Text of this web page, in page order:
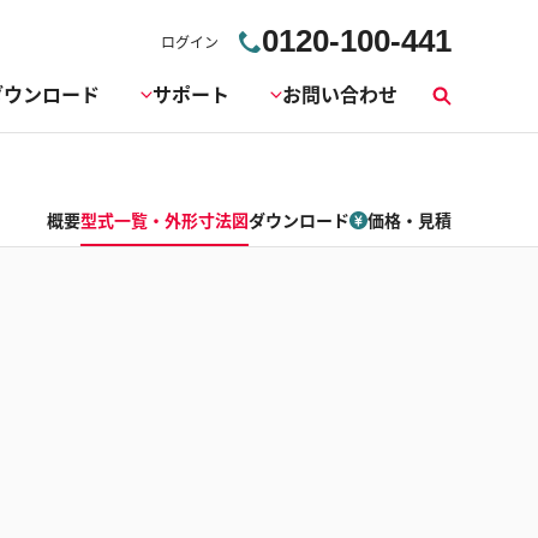
ログイン 0120-100-441
ンロード サポート お問い合わせ
索
概要型式一覧・外形寸法図ダウンロード 価格・見積